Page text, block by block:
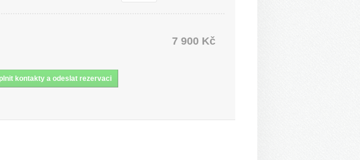
7 900 Kč